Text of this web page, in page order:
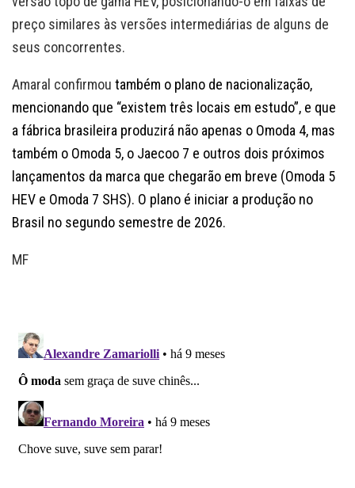
preço similares às versões intermediárias de alguns de
seus concorrentes.
Amaral confirmou também o plano de nacionalização,
mencionando que “existem três locais em estudo”, e que
a fábrica brasileira produzirá não apenas o Omoda 4, mas
também o Omoda 5, o Jaecoo 7 e outros dois próximos
lançamentos da marca que chegarão em breve (Omoda 5
HEV e Omoda 7 SHS). O plano é iniciar a produção no
Brasil no segundo semestre de 2026.
MF